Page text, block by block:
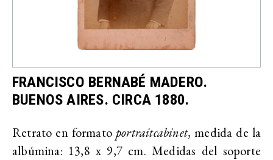
FRANCISCO BERNABÉ MADERO.
BUENOS AIRES. CIRCA 1880.
Retrato en formato portraitcabinet, medida de la
albúmina: 13,8 x 9,7 cm. Medidas del soporte